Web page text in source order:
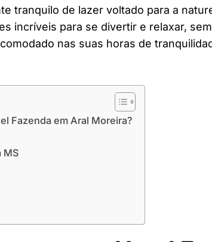
tranquilo de lazer voltado para a
incríveis para se divertir e relaxar,
nas suas horas de
Fazenda em Aral Moreira?
MS